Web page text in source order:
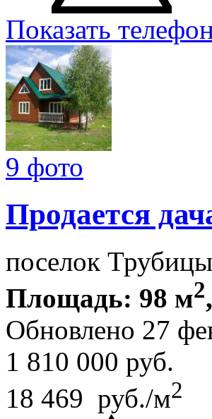
Показать
9 фото
Продается
поселок
Площадь: 98 м2
Обновлено 27
1 810 000 руб.
18 469 руб./м2